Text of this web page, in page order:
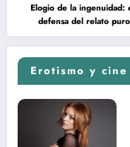
Elogio de la ingenuidad:
defensa del relato puro
Erotismo y cine